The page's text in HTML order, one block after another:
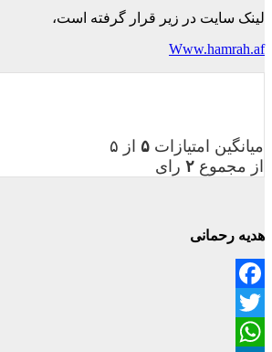
لینک سایت در زیر قرار گرفته است،
Www.hamrah.af
میانگین امتیازات ۵ از ۵
از مجموع ۲ رای
هدیه رحمانی
Facebook
Twitter